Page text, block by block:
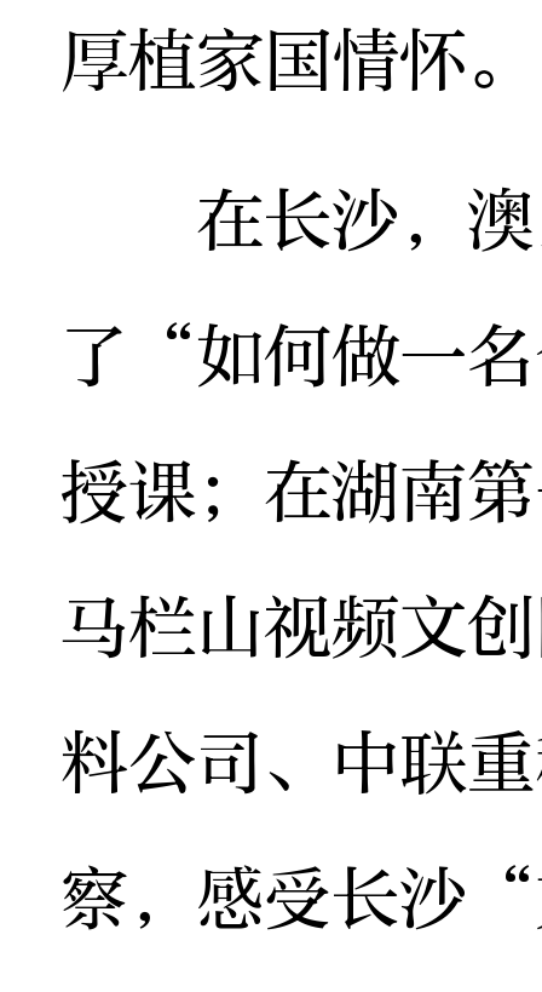
厚植家国情怀。
在长沙，澳
了“如何做一
授课；在湖南
马栏山视频文
料公司、中联
察，感受长沙